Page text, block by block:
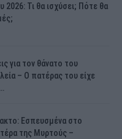
2026: Τι θα ισχύσει; Πότε θα
για τον θάνατο του
– Ο πατέρας του είχε
Εσπευσμένα στο
της Μυρτούς –